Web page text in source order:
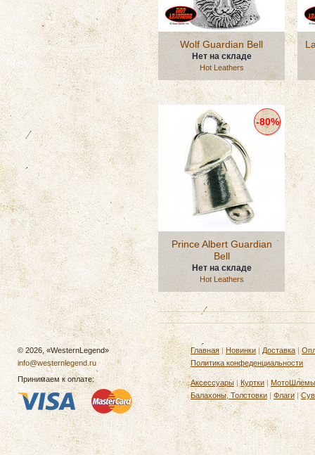
Wolf Guardian Bell
Нет на складе
Hot Leathers
Prince Albert Guardian
Bell
Нет на складе
Hot Leathers
-80%
© 2026, «WesternLegend»
info@westernlegend.ru
Принимаем к оплате:
Главная | Новинки | Доставка |
Политика конфеденциальности
Аксессуары| Куртки | МотоШлемы
Балахоны, Толстовки | Флаги|